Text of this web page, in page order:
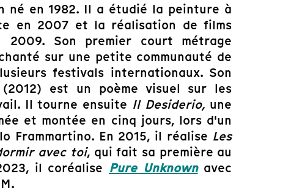
né en 1982. Il a étudié la peinture à
en 2007 et la réalisation de films
2009. Son premier court métrage
sur une petite communauté de
festivals internationaux. Son
est un poème visuel sur les
Il tourne ensuite Il Desiderio,une
et montée en cinq jours, lors d'un
Frammartino. En 2015, il réalise Les
avec toi, qui fait sa première au
il coréalise Pure Unknownavec